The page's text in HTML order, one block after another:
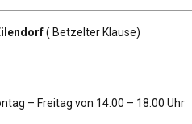
( Betzelter Klause)
– Freitag von 14.00 – 18.00 Uhr